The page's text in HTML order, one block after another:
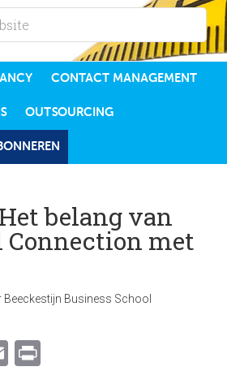
CONTACT MANAGEMENT
OUTSOURCING
belang van
met
Beeckestijn Business School
Email